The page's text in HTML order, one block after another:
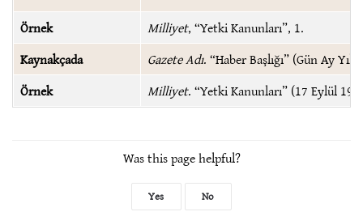
Örnek Milliyet, “Yetki Kanunları”, 1.
Kaynakçada
Gazete Adı. “Haber Başlığı” (Gün Ay
Örnek
Milliyet. “Yetki Kanunları” (17 Eylül
Was this page helpful?
Yes No